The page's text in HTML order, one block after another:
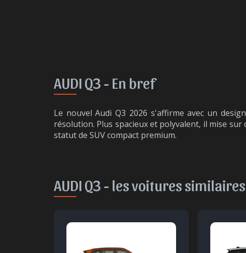
AUDI Q3 - En bref
Le nouvel Audi Q3 2026 s'affirme avec un
résolution. Plus spacieux et polyvalent, il mise
statut de SUV compact premium.
AUDI Q3 - les voitures similaires